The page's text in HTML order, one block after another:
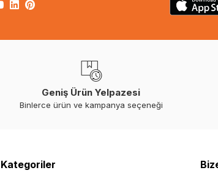
Geniş Ürün Yelpazesi
Binlerce ürün ve kampanya seçeneği
Kategoriler